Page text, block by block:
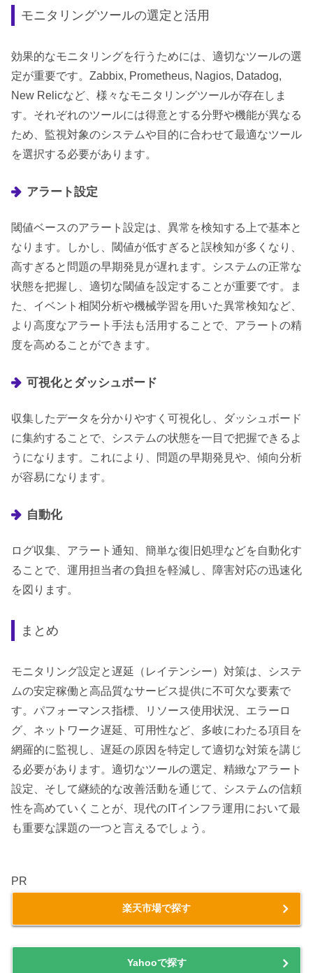
モニタリングツールの選定と活用
効果的なモニタリングを行うためには、適切なツールの選
定が重要です。Zabbix, Prometheus, Nagios, Datadog,
New Relicなど、様々なモニタリングツールが存在しま
す。それぞれのツールには得意とする分野や機能が異なる
ため、監視対象のシステムや目的に合わせて最適なツール
を選択する必要があります。
アラート設定
閾値ベースのアラート設定は、異常を検知する上で基本と
なります。しかし、閾値が低すぎると誤検知が多くなり、
高すぎると問題の早期発見が遅れます。システムの正常な
状態を把握し、適切な閾値を設定することが重要です。ま
た、イベント相関分析や機械学習を用いた異常検知など、
より高度なアラート手法も活用することで、アラートの精
度を高めることができます。
可視化とダッシュボード
収集したデータを分かりやすく可視化し、ダッシュボード
に集約することで、システムの状態を一目で把握できるよ
うになります。これにより、問題の早期発見や、傾向分析
が容易になります。
自動化
ログ収集、アラート通知、簡単な復旧処理などを自動化す
ることで、運用担当者の負担を軽減し、障害対応の迅速化
を図ります。
まとめ
モニタリング設定と遅延（レイテンシー）対策は、システ
ムの安定稼働と高品質なサービス提供に不可欠な要素で
す。パフォーマンス指標、リソース使用状況、エラーロ
グ、ネットワーク遅延、可用性など、多岐にわたる項目を
網羅的に監視し、遅延の原因を特定して適切な対策を講じ
る必要があります。適切なツールの選定、精緻なアラート
設定、そして継続的な改善活動を通じて、システムの信頼
性を高めていくことが、現代のITインフラ運用において最
も重要な課題の一つと言えるでしょう。
PR
楽天市場で探す
Yahooで探す